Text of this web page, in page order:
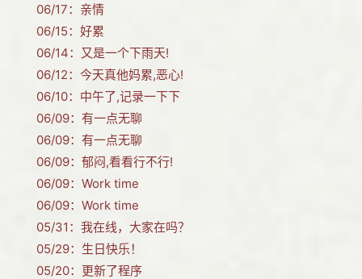
06/17： 亲情
06/15： 好累
06/14： 又是一个下雨天!
06/12： 今天真他妈累,恶心!
06/10： 中午了,记录一下下
06/09： 有一点无聊
06/09： 有一点无聊
06/09： 郁闷,看看行不行!
06/09： Work time
06/09： Work time
05/31： 我在线，大家在吗？
05/29： 生日快乐！
05/20： 更新了程序